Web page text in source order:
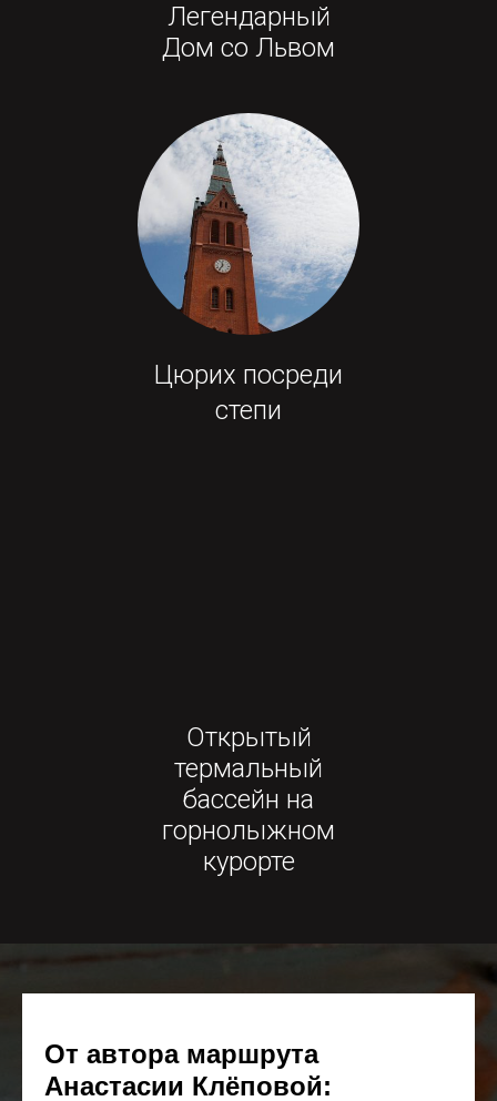
Легендарный
Дом со Львом
Цюрих посреди
степи
Открытый
термальный
бассейн на
горнолыжном
курорте
От автора маршрута
Анастасии Клёповой: